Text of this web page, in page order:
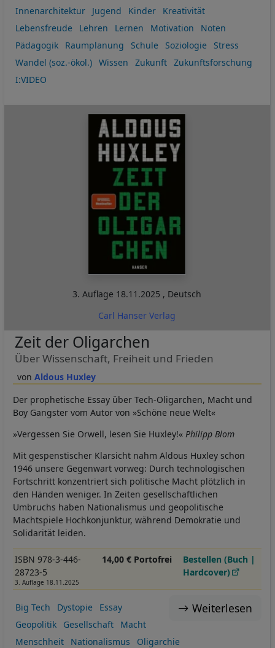
Innenarchitektur
Jugend Kinder
Kreativität
Lebensfreude
Lehren Lernen Motivation
Noten
Pädagogik
Raumplanung Schule Soziologie
Stress
Wandel (soz.-ökol.)
Wissen Zukunft
Zukunftsforschung
I:VIDEO
3. Auflage 18.11.2025 , Deutsch
Carl Hanser Verlag
Aldous Huxley
Zeit der Oligarchen
Über Wissenschaft, Freiheit und Frieden
Der prophetische Essay über Tech-Oligarchen, Macht und
Boy Gangster vom Autor von »Schöne neue Welt«
»Vergessen Sie Orwell, lesen Sie Huxley!« Philipp Blom
Mit gespenstischer Klarsicht nahm Aldous Huxley schon
1946 unsere Gegenwart vorweg: Durch technologischen
Fortschritt konzentriert sich politische Macht plötzlich in
den Händen weniger. In Zeiten gesellschaftlichen
Umbruchs haben Nationalismus und geopolitische
Machtspiele Hochkonjunktur, während Demokratie und
Solidarität leiden.
ISBN 978-3-446-
28723-5
3. Auflage 18.11.2025
14,00 € Portofrei
Bestellen (Buch |
Hardcover)
Weiterlesen
Big Tech Dystopie
Essay
Geopolitik
Gesellschaft
Macht
Menschheit
Nationalismus
Oligarchie